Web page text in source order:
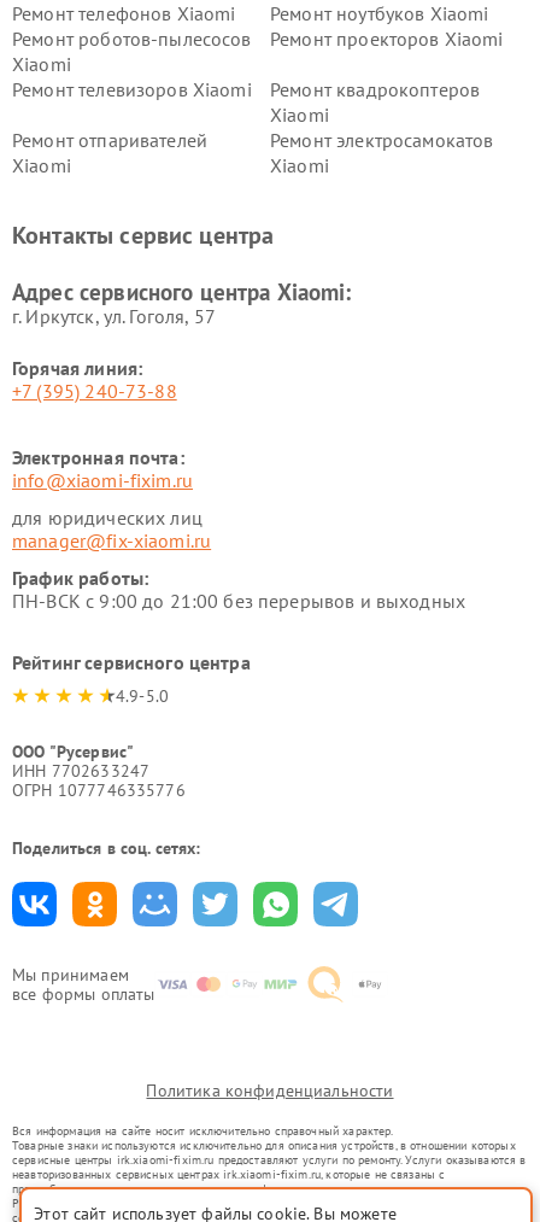
Мы принимаем
все формы оплаты
Ремонт телефонов Xiaomi
Ремонт ноутбуков Xiaomi
Ремонт роботов-пылесосов
Xiaomi
Ремонт проекторов Xiaomi
Ремонт телевизоров Xiaomi
Ремонт квадрокоптеров
Xiaomi
Ремонт отпаривателей
Xiaomi
Ремонт электросамокатов
Xiaomi
Ремонт стиральных машин
Ремонт смарт-часов Xiaomi
Контакты сервис центра
Адрес сервисного центра Xiaomi:
г. Иркутск, ул. ​Гоголя, 57
Горячая линия:
+7 (395) 240-73-88
Электронная почта:
info@xiaomi-fixim.ru
для юридических лиц
manager@fix-xiaomi.ru
График работы:
ПН-ВСК с 9:00 до 21:00 без перерывов и выходных
Рейтинг сервисного центра
4.9-5.0
ООО "Русервис"
ИНН 7702633247
ОГРН 1077746335776
Поделиться в соц. сетях:
Политика конфиденциальности
Вся информация на сайте носит исключительно справочный характер.
Товарные знаки используются исключительно для описания устройств, в отношении которых
сервисные центры irk.xiaomi-fixim.ru предоставляют услуги по ремонту. Услуги оказываются в
неавторизованных сервисных центрах irk.xiaomi-fixim.ru, которые не связаны с
правообладателями товарных знаков или их официальными представителями.
Ремонт осуществляется для устройств, уже введенных в гражданский оборот в соответствии
со статьей 1487 ГК РФ.
Этот сайт использует файлы cookie. Вы можете